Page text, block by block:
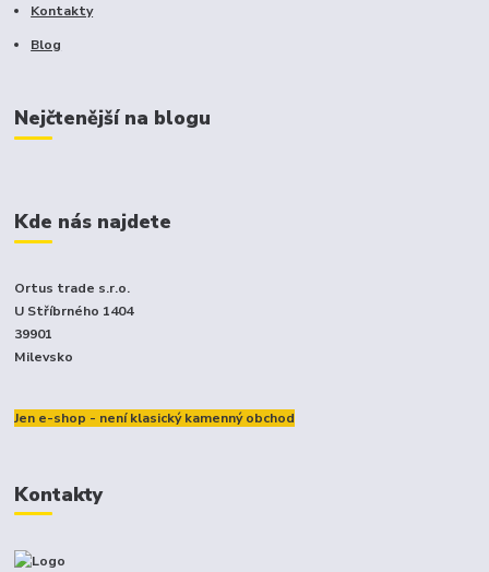
Kontakty
Blog
Nejčtenější na blogu
Kde nás najdete
Ortus trade s.r.o.
U Stříbrného 1404
39901
Milevsko
Jen e-shop - není klasický kamenný obchod
Kontakty